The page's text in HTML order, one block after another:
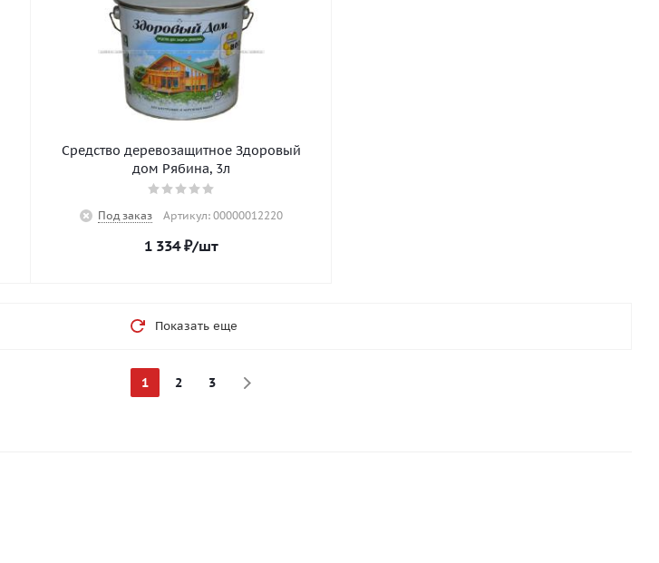
Средство деревозащитное Здоровый
дом Рябина, 3л
Под заказ Артикул: 00000012220
1 334₽/шт
Показать еще
1 2 3